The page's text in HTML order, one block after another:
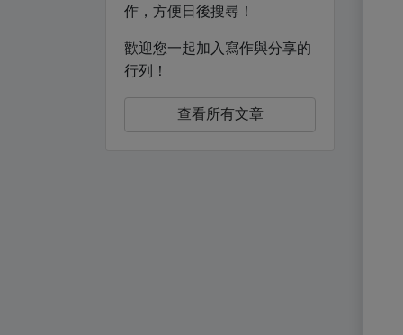
作，方便日後搜尋！
歡迎您一起加入寫作與分享的
行列！
查看所有文章